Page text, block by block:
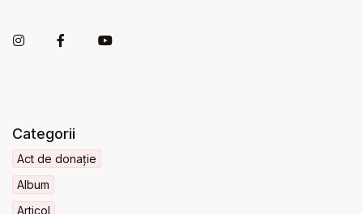
Categorii
Act de donație
Album
Articol